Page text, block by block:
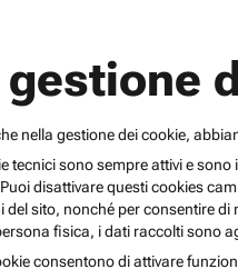
nella gestione dei cookie,
tecnici sono sempre attivi e
disattivare questi cookies
del sito, nonché per consentire
fisica, i dati raccolti sono
consentono di attivare